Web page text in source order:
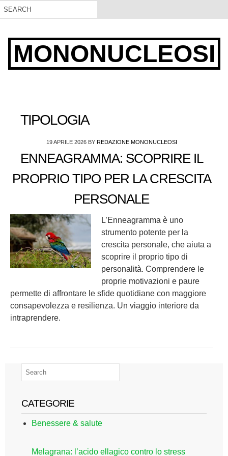
MONONUCLEOSI
TIPOLOGIA
19 APRILE 2026BY REDAZIONE MONONUCLEOSI
ENNEAGRAMMA: SCOPRIRE IL
PROPRIO TIPO PER LA CRESCITA
PERSONALE
L’Enneagramma è uno
strumento potente per la
crescita personale, che aiuta a
scoprire il proprio tipo di
personalità. Comprendere le
proprie motivazioni e paure
permette di affrontare le sfide quotidiane con maggiore
consapevolezza e resilienza. Un viaggio interiore da
intraprendere.
CATEGORIE
Benessere & salute
Melagrana: l’acido ellagico contro lo stress